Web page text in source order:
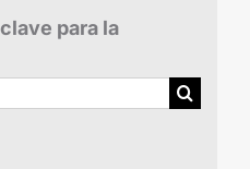
para la